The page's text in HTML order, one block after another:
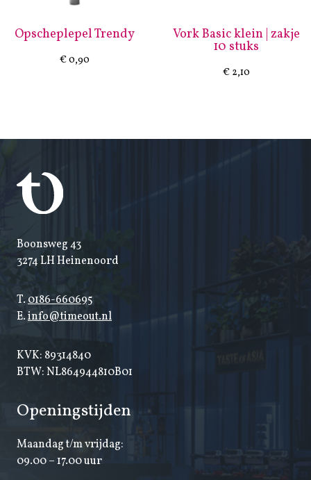
Opscheplepel Trendy
€0,90
Vork Basic klein | zakje
10 stuks
€2,10
Boonsweg 43
3274 LH Heinenoord
T.0186-660695
E.info@timeout.nl
KVK: 89314840
BTW: NL864944810B01
Openingstijden
Maandag t/m vrijdag:
09.00 – 17.00 uur